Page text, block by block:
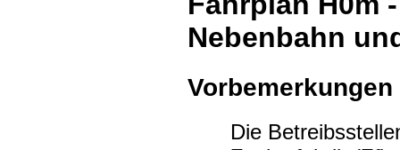
Nebenbahn
Vorbemerkungen
Die